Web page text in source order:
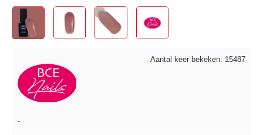
Aantal keer bekeken: 15487
-